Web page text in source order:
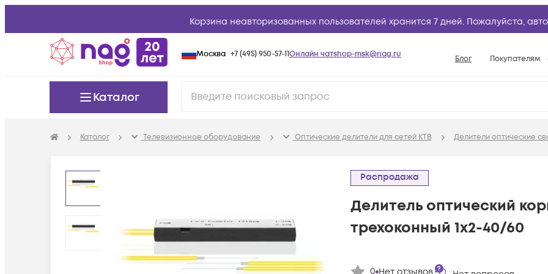
Корзина неавторизованных пользователей хранится 7 дней. Пожалуйста,
Москва +7 (495) 950-57-11Онлайн чатshop-msk@nag.ru Блог Покупателям
Условия
Вопросы и
База знаний
Каталог
Каталог Телевизионное оборудование Оптические делители для сетей КТВ Делители оптические
Распродажа
Делитель оптический
трехоконный 1х2-40/60
0 Нет отзывов